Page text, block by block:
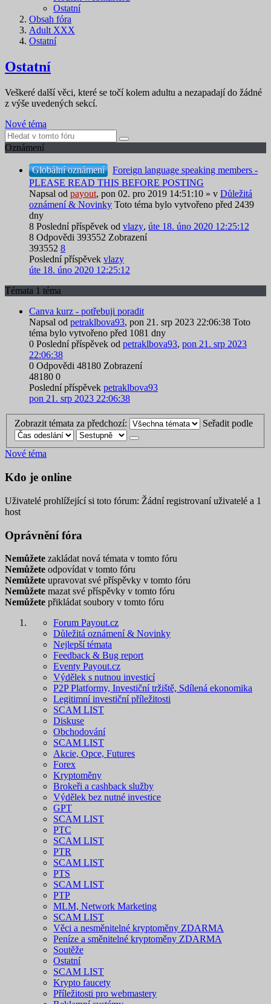
Ostatní
Obsah fóra
Adult XXX
Ostatní
Ostatní
Veškeré další věci, které se točí kolem adultu a nezapadají do žádné
z výše uvedených sekcí.
Nové téma
Oznámení
Globální oznámení
Foreign language speaking members -
PLEASE READ THIS BEFORE POSTING
Napsal od payout, pon 02. pro 2019 14:51:10 » v Důležitá
oznámení & Novinky Toto téma bylo vytvořeno před 2439
dny
8 Poslední příspěvek od vlazy, úte 18. úno 2020 12:25:12
8 Odpovědi 393552 Zobrazení
393552 8
Poslední příspěvek vlazy
úte 18. úno 2020 12:25:12
Témata 1 téma
Canva kurz - potřebuji poradit
Napsal od petraklbova93, pon 21. srp 2023 22:06:38 Toto
téma bylo vytvořeno před 1081 dny
0 Poslední příspěvek od petraklbova93, pon 21. srp 2023
22:06:38
0 Odpovědi 48180 Zobrazení
48180 0
Poslední příspěvek petraklbova93
pon 21. srp 2023 22:06:38
Zobrazit témata za předchozí: Seřadit podle
Nové téma
Kdo je online
Uživatelé prohlížející si toto fórum: Žádní registrovaní uživatelé a 1
host
Oprávnění fóra
Nemůžete zakládat nová témata v tomto fóru
Nemůžete odpovídat v tomto fóru
Nemůžete upravovat své příspěvky v tomto fóru
Nemůžete mazat své příspěvky v tomto fóru
Nemůžete přikládat soubory v tomto fóru
Forum Payout.cz
Důležitá oznámení & Novinky
Nejlepší témata
Feedback & Bug report
Eventy Payout.cz
Výdělek s nutnou investicí
P2P Platformy, Investiční tržiště, Sdílená ekonomika
Legitimní investiční příležitosti
SCAM LIST
Diskuse
Obchodování
SCAM LIST
Akcie, Opce, Futures
Forex
Kryptoměny
Brokeři a cashback služby
Výdělek bez nutné investice
GPT
SCAM LIST
PTC
SCAM LIST
PTR
SCAM LIST
PTS
SCAM LIST
PTP
MLM, Network Marketing
SCAM LIST
Věci a nesměnitelné kryptoměny ZDARMA
Peníze a směnitelné kryptoměny ZDARMA
Soutěže
Ostatní
SCAM LIST
Krypto faucety
Příležitosti pro webmastery